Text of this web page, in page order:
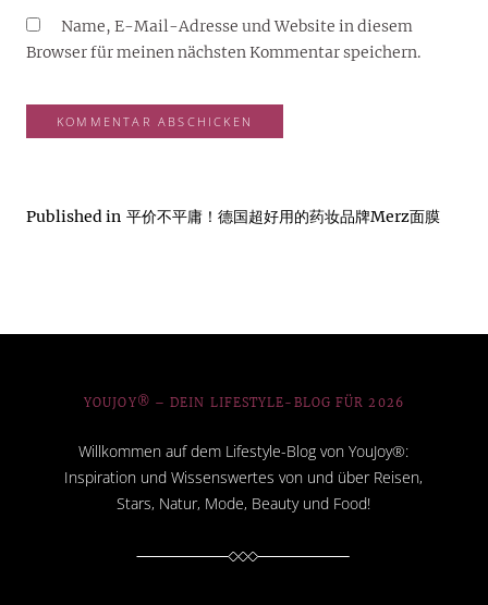
Name, E-Mail-Adresse und Website in diesem
Browser für meinen nächsten Kommentar speichern.
Published in 平价不平庸！德国超好用的药妆品牌Merz面膜
YOUJOY® – DEIN LIFESTYLE-BLOG FÜR 2026
Willkommen auf dem Lifestyle-Blog von YouJoy®:
Inspiration und Wissenswertes von und über Reisen,
Stars, Natur, Mode, Beauty und Food!